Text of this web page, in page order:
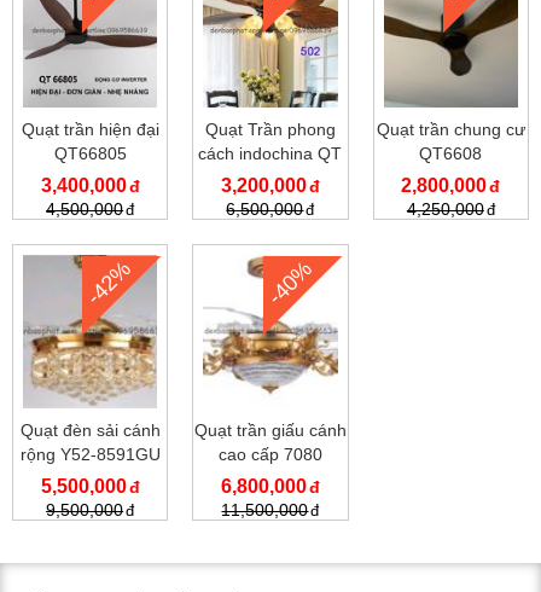
Quạt trần hiện đại
QT66805
3,400,000
4,500,000
Quạt Trần phong
cách indochina QT
502A
3,200,000
6,500,000
Quạt trần chung cư
QT6608
2,800,000
4,250,000
-42%
Quạt đèn sải cánh
rộng Y52-8591GU
5,500,000
9,500,000
-40%
Quạt trần giấu cánh
cao cấp 7080
6,800,000
11,500,000